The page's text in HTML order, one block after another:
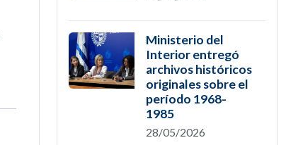
Ministerio del
Interior entregó
archivos históricos
originales sobre el
período 1968-
1985
28/05/2026